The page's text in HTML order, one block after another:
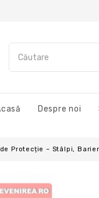
Despre noi
Protecție – Stâlpi,